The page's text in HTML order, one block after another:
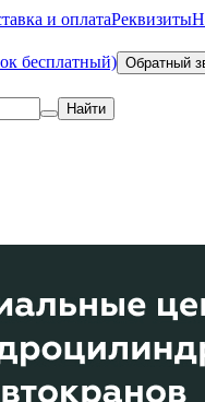
и оплатаРеквизиты
бесплатный) Обратный
Найти